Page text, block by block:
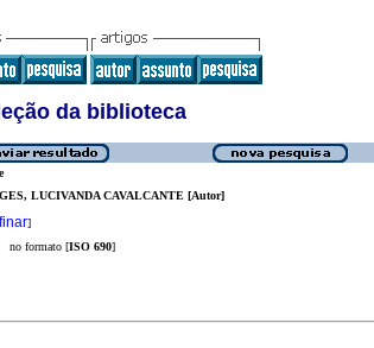
da biblioteca
LUCIVANDA CAVALCANTE [Autor]
]
no formato [ISO 690]